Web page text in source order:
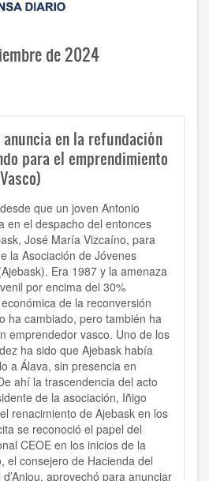
de 2024
anuncia en la refundación
para el emprendimiento
que un joven Antonio
en el despacho del entonces
José María Vizcaíno, para
la Asociación de Jóvenes
Era 1987 y la amenaza
por encima del 30%
de la reconversión
ha cambiado, pero también ha
emprendedor vasco. Uno de los
ha sido que Ajebask había
a Álava, sin presencia en
ahí la trascendencia del acto
de la asociación, Iñigo
renacimiento de Ajebask en los
se reconoció el papel del
CEOE en los inicios de la
el consejero de Hacienda del
aprovechó para anunciar